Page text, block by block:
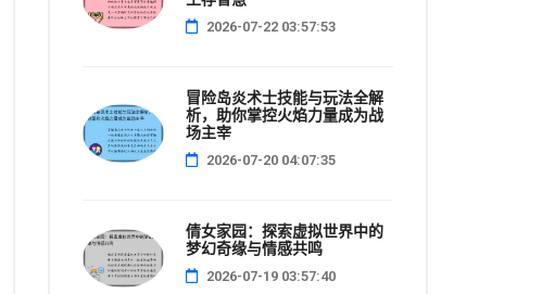
2026-07-22 03:57:53
冒险岛炎术士技能与玩法全解
析，助你掌控火焰力量成为战
场主宰
2026-07-20 04:07:35
倩女家园：探索虚拟世界中的
梦幻奇缘与情感共鸣
2026-07-19 03:57:40